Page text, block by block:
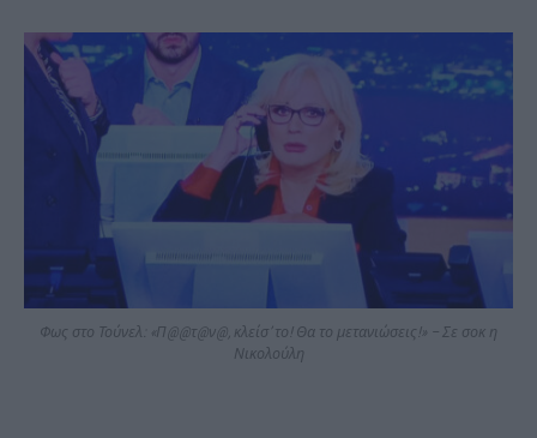
Φως στο Τούνελ: «Π@@τ@ν@, κλείσ’ το! Θα το μετανιώσεις!» – Σε σοκ η
Νικολούλη